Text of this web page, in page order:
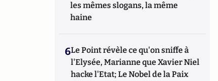
les mêmes slogans, la même
haine
6Le Point révèle ce qu'on sniffe à
l'Elysée, Marianne que Xavier Niel
hacke l'Etat; Le Nobel de la Paix